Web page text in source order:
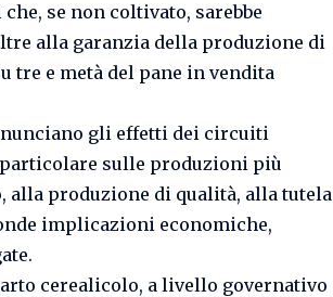
se non coltivato, sarebbe
alla garanzia della produzione di
tre e metà del pane in vendita
gli effetti dei circuiti
sulle produzioni più
produzione di qualità, alla tutela
implicazioni economiche,
cerealicolo, a livello governativo